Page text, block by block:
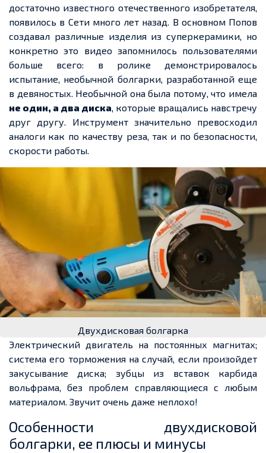
достаточно известного отечественного изобретателя,
появилось в Сети много лет назад. В основном Попов
создавал различные изделия из суперкерамики, но
конкретно это видео запомнилось пользователями
больше всего: в ролике демонстрировалось
испытание, необычной болгарки, разработанной еще
в девяностых. Необычной она была потому, что имела
не один, а два диска, которые вращались навстречу
друг другу. Инструмент значительно превосходил
аналоги как по качеству реза, так и по безопасности,
скорости работы.
Двухдисковая болгарка
Электрический двигатель на постоянных магнитах;
система его торможения на случай, если произойдет
закусывание диска; зубцы из вставок карбида
вольфрама, без проблем справляющиеся с любым
материалом. Звучит очень даже неплохо!
Особенности двухдисковой
болгарки, ее плюсы и минусы